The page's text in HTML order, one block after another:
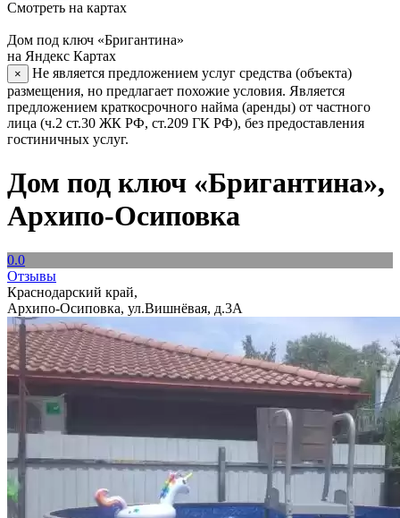
Смотреть на картах
Дом под ключ «Бригантина»
на Яндекс Картах
×
Не является предложением услуг средства (объекта)
размещения, но предлагает похожие условия. Является
предложением краткосрочного найма (аренды) от частного
лица (ч.2 ст.30 ЖК РФ, ст.209 ГК РФ), без предоставления
гостиничных услуг.
Дом под ключ «Бригантина»,
Архипо-Осиповка
0.0
Отзывы
Краснодарский край,
Архипо-Осиповка, ул.Вишнёвая, д.3А